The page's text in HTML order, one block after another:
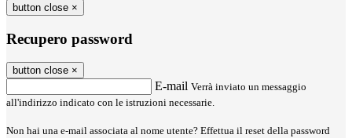
button close ×
Recupero password
button close ×
E-mail Verrà inviato un messaggio
all'indirizzo indicato con le istruzioni necessarie.
Non hai una e-mail associata al nome utente? Effettua il reset della password